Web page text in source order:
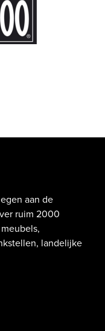
aan de
ruim 2000
landelijke